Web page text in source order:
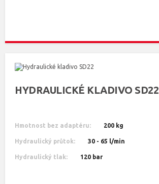
HYDRAULICKÉ KLADIVO SD22
Hmotnost bez adaptéru: 200 kg
Hydraulický průtok: 30 - 65 l/min
Hydraulický tlak: 120 bar